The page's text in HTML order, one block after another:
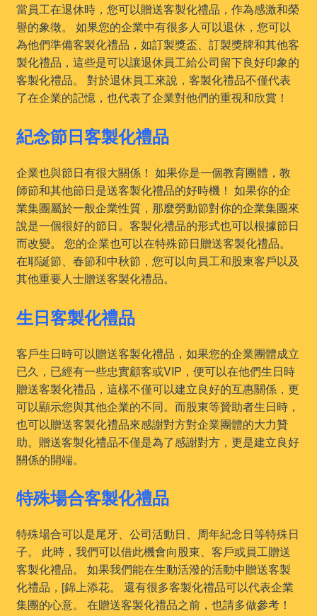
當員工在退休時，您可以贈送客製化禮品，作為感激和榮
譽的象徵。 如果您的企業中有很多人可以退休，您可以
為他們準備客製化禮品，如訂製獎盃、訂製獎牌和其他客
製化禮品，這些是可以讓退休員工給公司留下良好印象的
客製化禮品。 對於退休員工來說，客製化禮品不僅代表
了在企業的記憶，也代表了企業對他們的重視和欣賞！
紀念節日客製化禮品
企業也與節日有很大關係！ 如果你是一個教育團體，教
師節和其他節日是送客製化禮品的好時機！ 如果你的企
業集團屬於一般企業性質，那麼勞動節對你的企業集團來
說是一個很好的節日。客製化禮品的形式也可以根據節日
而改變。 您的企業也可以在特殊節日贈送客製化禮品。
在耶誕節、春節和中秋節，您可以向員工和股東客戶以及
其他重要人士贈送客製化禮品。
生日客製化禮品
客戶生日時可以贈送客製化禮品，如果您的企業團體成立
已久，已經有一些忠實顧客或VIP，便可以在他們生日時
贈送客製化禮品，這樣不僅可以建立良好的互惠關係，更
可以顯示您與其他企業的不同。而股東等贊助者生日時，
也可以贈送客製化禮品來感謝對方對企業團體的大力贊
助。贈送客製化禮品不僅是為了感謝對方，更是建立良好
關係的開端。
特殊場合客製化禮品
特殊場合可以是尾牙、公司活動日、周年紀念日等特殊日
子。 此時，我們可以借此機會向股東、客戶或員工贈送
客製化禮品。 如果我們能在生動活潑的活動中贈送客製
化禮品，[錦上添花。 還有很多客製化禮品可以代表企業
集團的心意。 在贈送客製化禮品之前，也請多做參考！